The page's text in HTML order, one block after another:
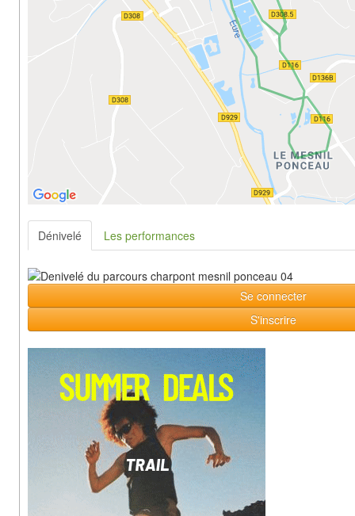
Dénivelé Les performances
Se connecter
S'inscrire